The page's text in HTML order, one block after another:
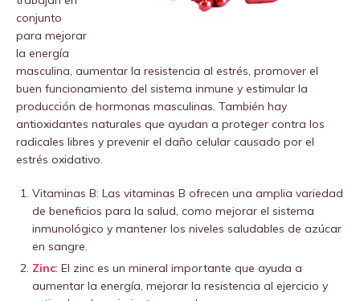
conjunto
para mejorar
la energía
masculina, aumentar la resistencia al estrés, promover el
buen funcionamiento del sistema inmune y estimular la
producción de hormonas masculinas. También hay
antioxidantes naturales que ayudan a proteger contra los
radicales libres y prevenir el daño celular causado por el
estrés oxidativo.
Vitaminas B: Las vitaminas B ofrecen una amplia variedad
de beneficios para la salud, como mejorar el sistema
inmunológico y mantener los niveles saludables de azúcar
en sangre.
Zinc: El zinc es un mineral importante que ayuda a
aumentar la energía, mejorar la resistencia al ejercicio y